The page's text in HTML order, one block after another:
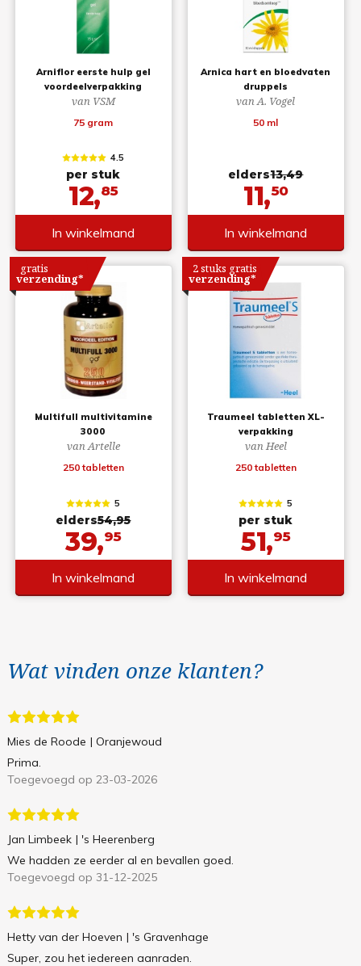
Arniflor eerste hulp gel
voordeelverpakking
van VSM
75 gram
4.5
per stuk
12,85
In winkelmand
Arnica hart en bloedvaten
druppels
van A. Vogel
50 ml
elders13,49
11,50
In winkelmand
Multifull multivitamine
3000
van Artelle
250 tabletten
gratis
verzending*
5
elders54,95
39,95
In winkelmand
Traumeel tabletten XL-
verpakking
van Heel
250 tabletten
2 stuks gratis
verzending*
5
per stuk
51,95
In winkelmand
Wat vinden onze klanten?
Mies de Roode | Oranjewoud
Prima.
Toegevoegd op 23-03-2026
Jan Limbeek | 's Heerenberg
We hadden ze eerder al en bevallen goed.
Toegevoegd op 31-12-2025
Hetty van der Hoeven | 's Gravenhage
Super, zou het iedereen aanraden.